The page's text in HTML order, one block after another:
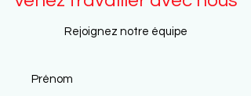
Rejoignez notre équipe